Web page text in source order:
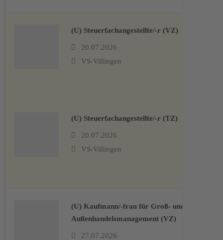
(U) Steuerfachangestellte/-r (VZ)
20.07.2026
VS-Villingen
(U) Steuerfachangestellte/-r (TZ)
20.07.2026
VS-Villingen
(U) Kaufmann/-frau für Groß- und
Außenhandelsmanagement (VZ)
27.07.2026